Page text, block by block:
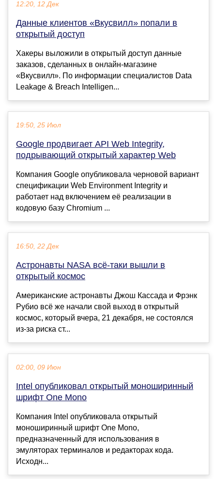
12:20, 12 Дек
Данные клиентов «Вкусвилл» попали в
открытый доступ
Хакеры выложили в открытый доступ данные
заказов, сделанных в онлайн-магазине
«Вкусвилл». По информации специалистов Data
Leakage & Breach Intelligen...
19:50, 25 Июл
Google продвигает API Web Integrity,
подрывающий открытый характер Web
Компания Google опубликовала черновой вариант
спецификации Web Environment Integrity и
работает над включением её реализации в
кодовую базу Chromium ...
16:50, 22 Дек
Астронавты NASA всё-таки вышли в
открытый космос
Американские астронавты Джош Кассада и Фрэнк
Рубио всё же начали свой выход в открытый
космос, который вчера, 21 декабря, не состоялся
из-за риска ст...
02:00, 09 Июн
Intel опубликовал открытый моноширинный
шрифт One Mono
Компания Intel опубликовала открытый
моноширинный шрифт One Mono,
предназначенный для использования в
эмуляторах терминалов и редакторах кода.
Исходн...